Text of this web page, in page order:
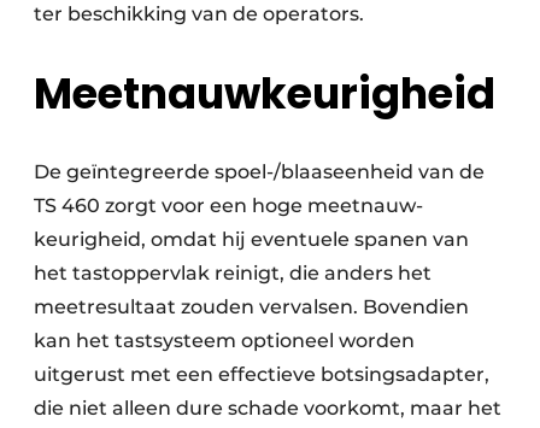
ter beschikking van de operators.
Meetnauwkeurigheid
De geïntegreerde spoel-/blaaseenheid van de
TS 460 zorgt voor een hoge meetnauw­
keurigheid, omdat hij eventuele spanen van
het tastoppervlak reinigt, die anders het
meetresultaat zouden vervalsen. Bovendien
kan het tastsysteem optioneel worden
uitgerust met een effectieve botsingsadapter,
die niet alleen dure schade voorkomt, maar het